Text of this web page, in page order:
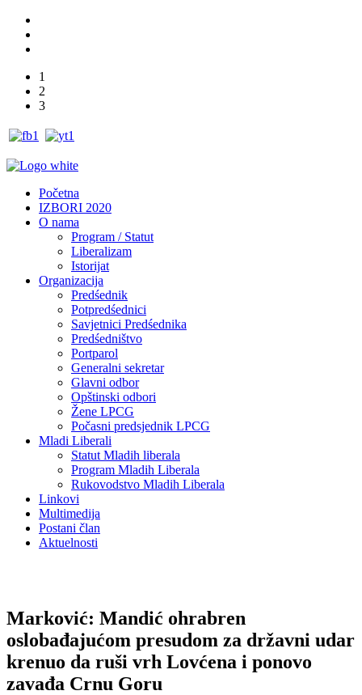
1
2
3
Početna
IZBORI 2020
O nama
Program / Statut
Liberalizam
Istorijat
Organizacija
Predśednik
Potpredśednici
Savjetnici Predśednika
Predśedništvo
Portparol
Generalni sekretar
Glavni odbor
Opštinski odbori
Žene LPCG
Počasni predsjednik LPCG
Mladi Liberali
Statut Mladih liberala
Program Mladih Liberala
Rukovodstvo Mladih Liberala
Linkovi
Multimedija
Postani član
Aktuelnosti
Marković: Mandić ohrabren
oslobađajućom presudom za državni udar
krenuo da ruši vrh Lovćena i ponovo
zavađa Crnu Goru